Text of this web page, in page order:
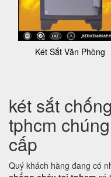
Két Sắt Văn Phòng
két sắt
tphcm
cấp
Quý khách hàng đang có